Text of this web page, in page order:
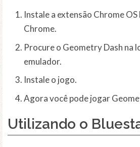
Instale a extensão Chrome
Chrome.
Procure o Geometry Dash na
emulador.
Instale o jogo.
Agora você pode jogar
Utilizando o